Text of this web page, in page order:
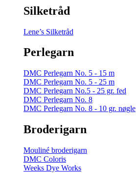
Silketråd
Lene’s Silketråd
Perlegarn
DMC Perlegarn No. 5 - 15 m
DMC Perlegarn No. 5 - 25 m
DMC Perlegarn No.5 - 25 gr. fed
DMC Perlegarn No. 8
DMC Perlegarn No. 8 - 10 gr. nøgle
Broderigarn
Mouliné broderigarn
DMC Coloris
Weeks Dye Works